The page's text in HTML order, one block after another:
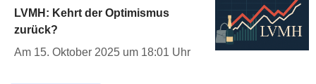
LVMH: Kehrt der Optimismus
zurück?
Am 15. Oktober 2025 um 18:01 Uhr